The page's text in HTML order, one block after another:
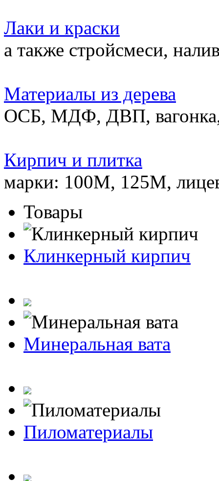
Лаки и краски
а также стройсмеси,
Материалы из дерева
ОСБ, МДФ, ДВП,
Кирпич и плитка
марки: 100М, 125М,
Товары
Клинкерный кирпич
Минеральная вата
Пиломатериалы